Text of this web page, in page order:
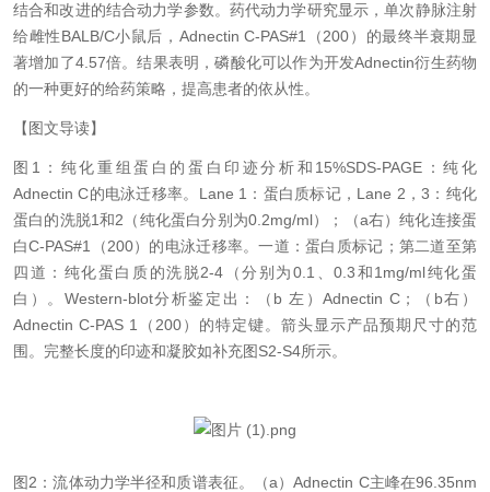
结合和改进的结合动力学参数。药代动力学研究显示，单次静脉注射
给雌性BALB/C小鼠后，Adnectin C-PAS#1（200）的最终半衰期显
著增加了4.57倍。结果表明，磷酸化可以作为开发Adnectin衍生药物
的一种更好的给药策略，提高患者的依从性。
【图文导读】
图 1：纯化重组蛋白的蛋白印迹分析和15%SDS-PAGE：纯化
Adnectin C的电泳迁移率。Lane 1：蛋白质标记，Lane 2，3：纯化
蛋白的洗脱1和2（纯化蛋白分别为0.2mg/ml）；（a右）纯化连接蛋
白C-PAS#1（200）的电泳迁移率。一道：蛋白质标记；第二道至第
四道：纯化蛋白质的洗脱2-4（分别为0.1、0.3和1mg/ml纯化蛋
白）。Western-blot分析鉴定出：（b 左）Adnectin C；（b右）
Adnectin C-PAS 1（200）的特定键。箭头显示产品预期尺寸的范
围。完整长度的印迹和凝胶如补充图S2-S4所示。
图2：流体动力学半径和质谱表征。（a）Adnectin C主峰在96.35nm